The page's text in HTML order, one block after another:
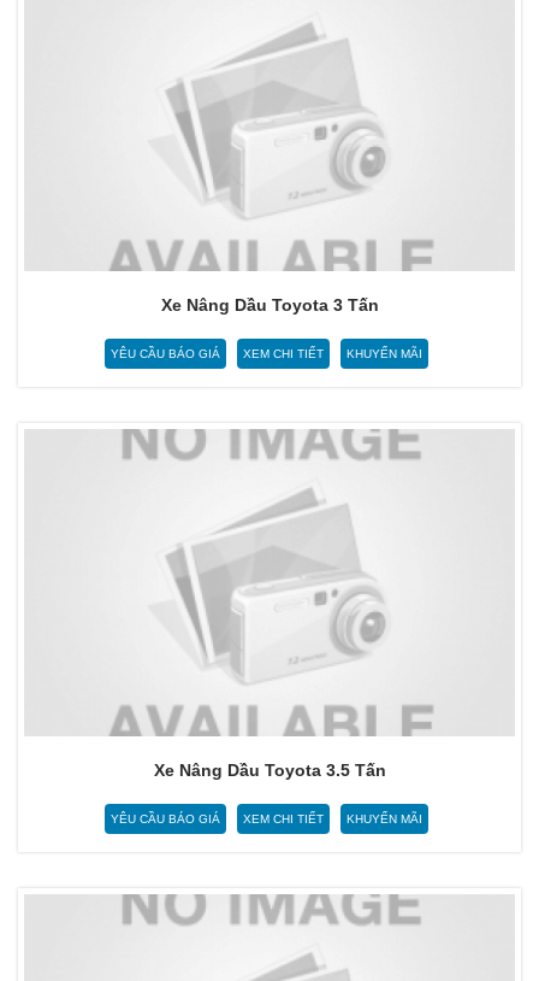
Xe Nâng Dầu Toyota 3 Tấn
YÊU CẦU BÁO GIÁ XEM CHI TIẾT KHUYẾN MÃI
Xe Nâng Dầu Toyota 3.5 Tấn
YÊU CẦU BÁO GIÁ XEM CHI TIẾT KHUYẾN MÃI